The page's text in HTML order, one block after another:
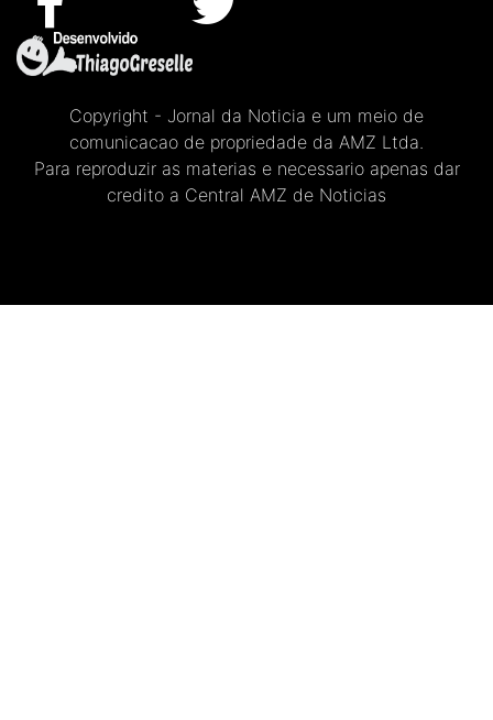
Copyright - Jornal da Noticia e um meio de
comunicacao de propriedade da AMZ Ltda.
Para reproduzir as materias e necessario apenas dar
credito a Central AMZ de Noticias